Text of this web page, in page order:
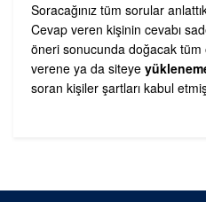
Soracağınız tüm sorular
Cevap veren kişinin cevabı
öneri sonucunda doğacak tüm
verene ya da siteye
soran kişiler şartları kabul